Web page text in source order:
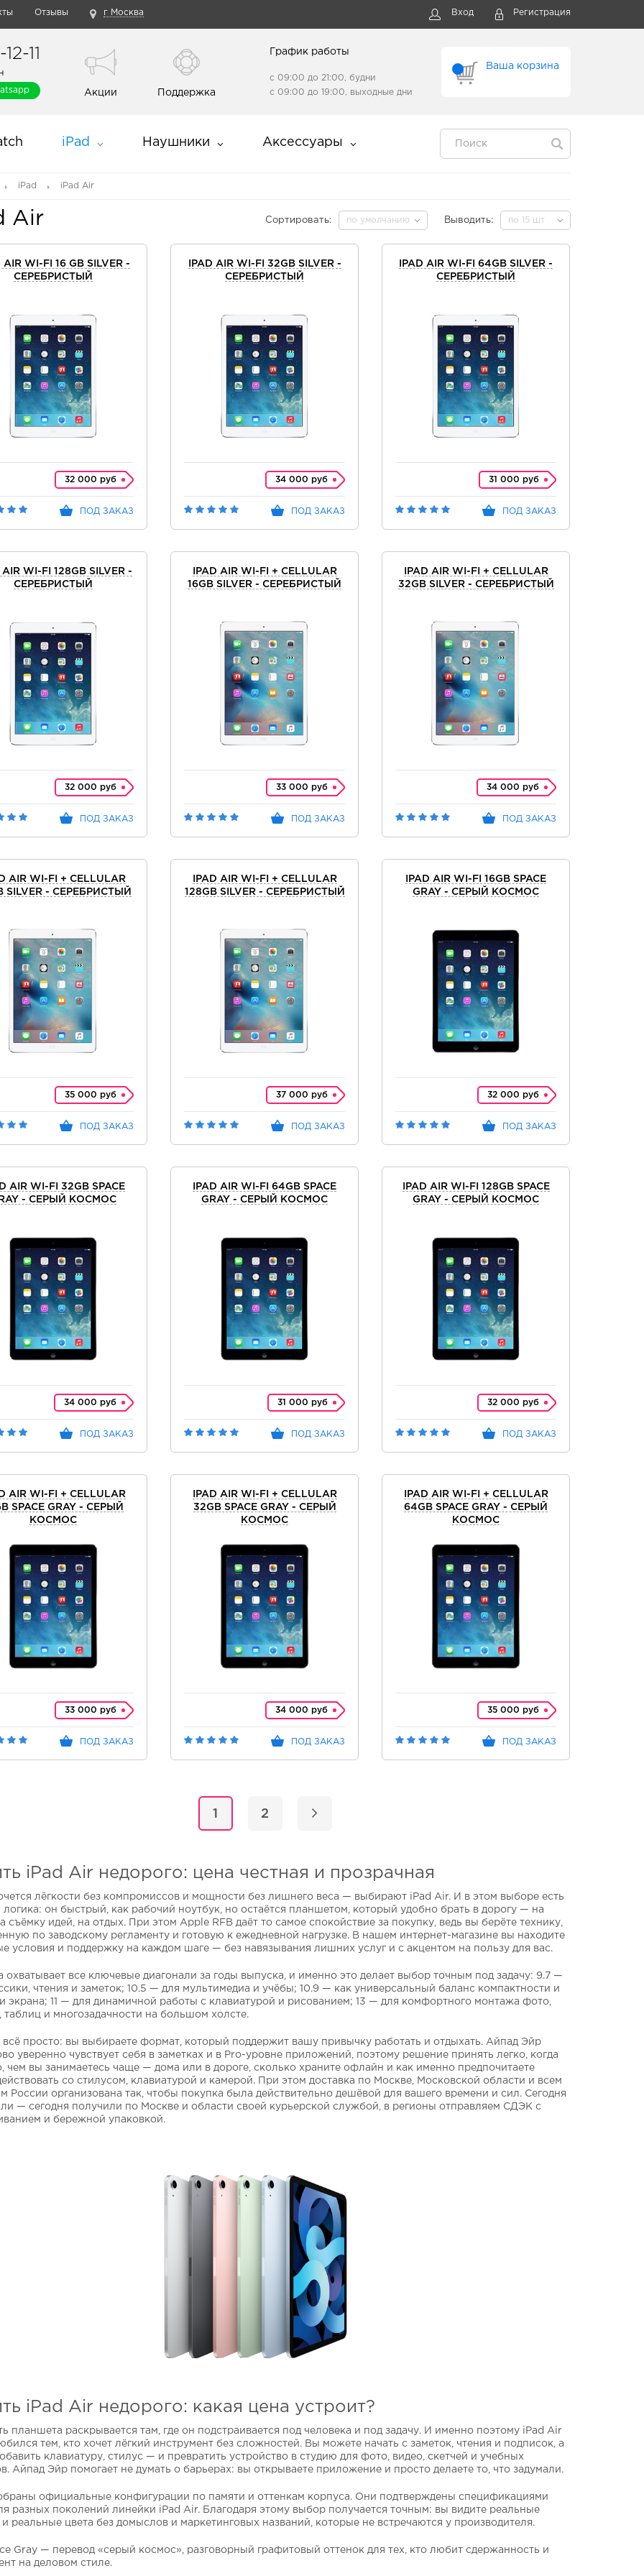
Отзывы г Москва Вход Регистрация
11
Акции Поддержка
Ваша корзина
График работы
с 09:00 до 21:00, будни
с 09:00 до 19:00, выходные дни
iPad Наушники Аксессуары
iPad iPad Air
Сортировать: по умолчанию Выводить: по 15 шт
Air
AIR WI-FI 16 GB SILVER -
СЕРЕБРИСТЫЙ
32 000 руб
ПОД ЗАКАЗ
IPAD AIR WI-FI 32GB SILVER -
СЕРЕБРИСТЫЙ
34 000 руб
ПОД ЗАКАЗ
IPAD AIR WI-FI 64GB SILVER -
СЕРЕБРИСТЫЙ
31 000 руб
ПОД ЗАКАЗ
AIR WI-FI 128GB SILVER -
СЕРЕБРИСТЫЙ
32 000 руб
ПОД ЗАКАЗ
IPAD AIR WI-FI + CELLULAR
16GB SILVER - СЕРЕБРИСТЫЙ
33 000 руб
ПОД ЗАКАЗ
IPAD AIR WI-FI + CELLULAR
32GB SILVER - СЕРЕБРИСТЫЙ
34 000 руб
ПОД ЗАКАЗ
AIR WI-FI + CELLULAR
SILVER - СЕРЕБРИСТЫЙ
35 000 руб
ПОД ЗАКАЗ
IPAD AIR WI-FI + CELLULAR
128GB SILVER - СЕРЕБРИСТЫЙ
37 000 руб
ПОД ЗАКАЗ
IPAD AIR WI-FI 16GB SPACE
GRAY - СЕРЫЙ КОСМОС
32 000 руб
ПОД ЗАКАЗ
AIR WI-FI 32GB SPACE
- СЕРЫЙ КОСМОС
34 000 руб
ПОД ЗАКАЗ
IPAD AIR WI-FI 64GB SPACE
GRAY - СЕРЫЙ КОСМОС
31 000 руб
ПОД ЗАКАЗ
IPAD AIR WI-FI 128GB SPACE
GRAY - СЕРЫЙ КОСМОС
32 000 руб
ПОД ЗАКАЗ
AIR WI-FI + CELLULAR
SPACE GRAY - СЕРЫЙ
КОСМОС
33 000 руб
ПОД ЗАКАЗ
IPAD AIR WI-FI + CELLULAR
32GB SPACE GRAY - СЕРЫЙ
КОСМОС
34 000 руб
ПОД ЗАКАЗ
IPAD AIR WI-FI + CELLULAR
64GB SPACE GRAY - СЕРЫЙ
КОСМОС
35 000 руб
ПОД ЗАКАЗ
1 2
iPad Air недорого: цена честная и прозрачная
лёгкости без компромиссов и мощности без лишнего веса — выбирают iPad Air. И в этом выборе есть
логика: он быстрый, как рабочий ноутбук, но остаётся планшетом, который удобно брать в дорогу — на
съёмку идей, на отдых. При этом Apple RFB даёт то самое спокойствие за покупку, ведь вы берёте технику,
по заводскому регламенту и готовую к ежедневной нагрузке. В нашем интернет-магазине вы находите
условия и поддержку на каждом шаге — без навязывания лишних услуг и с акцентом на пользу для вас.
охватывает все ключевые диагонали за годы выпуска, и именно это делает выбор точным под задачу: 9.7 —
чтения и заметок; 10.5 — для мультимедиа и учёбы; 10.9 — как универсальный баланс компактности и
экрана; 11 — для динамичной работы с клавиатурой и рисованием; 13 — для комфортного монтажа фото,
таблиц и многозадачности на большом холсте.
просто: вы выбираете формат, который поддержит вашу привычку работать и отдыхать. Айпад Эйр
уверенно чувствует себя в заметках и в Pro-уровне приложений, поэтому решение принять легко, когда
чем вы занимаетесь чаще — дома или в дороге, сколько храните офлайн и как именно предпочитаете
со стилусом, клавиатурой и камерой. При этом доставка по Москве, Московской области и всем
России организована так, чтобы покупка была действительно дешёвой для вашего времени и сил. Сегодня
— сегодня получили по Москве и области своей курьерской службой, в регионы отправляем СДЭК с
и бережной упаковкой.
iPad Air недорого: какая цена устроит?
планшета раскрывается там, где он подстраивается под человека и под задачу. И именно поэтому iPad Air
тем, кто хочет лёгкий инструмент без сложностей. Вы можете начать с заметок, чтения и подписок, а
клавиатуру, стилус — и превратить устройство в студию для фото, видео, скетчей и учебных
Айпад Эйр помогает не думать о барьерах: вы открываете приложение и просто делаете то, что задумали.
официальные конфигурации по памяти и оттенкам корпуса. Они подтверждены спецификациями
разных поколений линейки iPad Air. Благодаря этому выбор получается точным: вы видите реальные
реальные цвета без домыслов и маркетинговых названий, которые не встречаются у производителя.
Gray — перевод «серый космос», разговорный графитовый оттенок для тех, кто любит сдержанность и
на деловом стиле.